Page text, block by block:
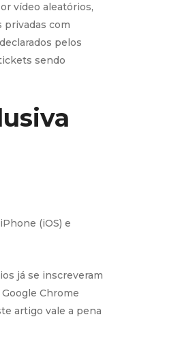
vídeo aleatórios,
privadas com
pelos
sendo
(iOS) e
já se inscreveram
Chrome
artigo vale a pena